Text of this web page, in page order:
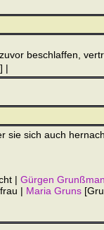
beschlaffen,
|
sie sich auch
| Gürgen Grunßman
| Maria Gruns